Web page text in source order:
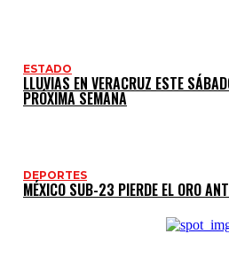
ESTADO
LLUVIAS EN VERACRUZ ESTE
PRÓXIMA SEMANA
DEPORTES
MÉXICO SUB-23 PIERDE EL ORO